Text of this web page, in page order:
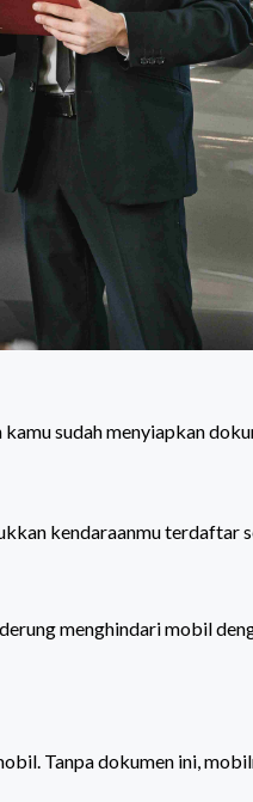
sudah menyiapkan
kendaraanmu terdaftar
menghindari mobil
Tanpa dokumen ini,